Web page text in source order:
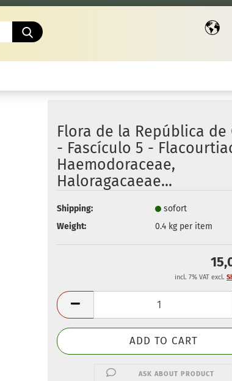
Book
Search...
Flora de la República de
- Fascículo 5 -
Haemodoraceae,
Haloragacaeae...
Shipping:
sofort
Weight:
0.4kg per item
incl. 7% VAT excl.
ASK ABOUT PRODUCT